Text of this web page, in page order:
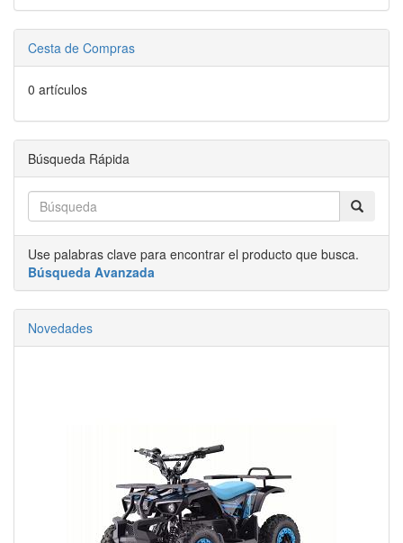
Cesta de Compras
0 artículos
Búsqueda Rápida
Use palabras clave para encontrar el producto que busca.
Búsqueda Avanzada
Novedades